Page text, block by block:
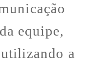
equipe,
a